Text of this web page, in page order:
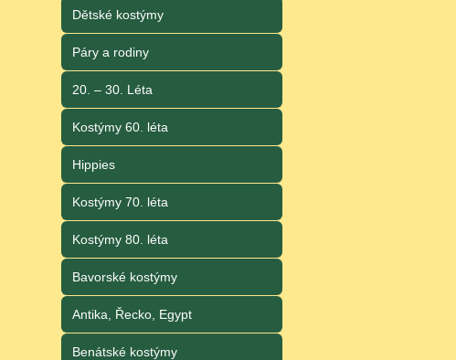
Dětské kostýmy
Páry a rodiny
20. – 30. Léta
Kostýmy 60. léta
Hippies
Kostýmy 70. léta
Kostýmy 80. léta
Bavorské kostýmy
Antika, Řecko, Egypt
Benátské kostýmy